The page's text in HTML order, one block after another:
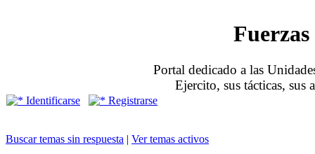
Portal dedicado a las
Ejercito, sus tácticas, sus
Identificarse Registrarse
Buscar temas sin respuesta | Ver temas activos